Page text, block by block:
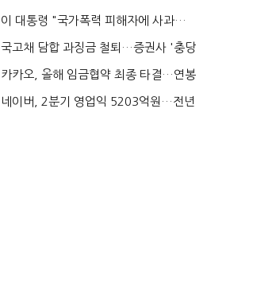
지에 상한가...
이 대통령 "국가폭력 피해자에 사과…
적극적 조사로 진...
국고채 담합 과징금 철퇴…증권사 '충당
금 폭탄' 우려...
카카오, 올해 임금협약 최종 타결…연봉
6.3% 인상·격려...
네이버, 2분기 영업익 5203억원…전년